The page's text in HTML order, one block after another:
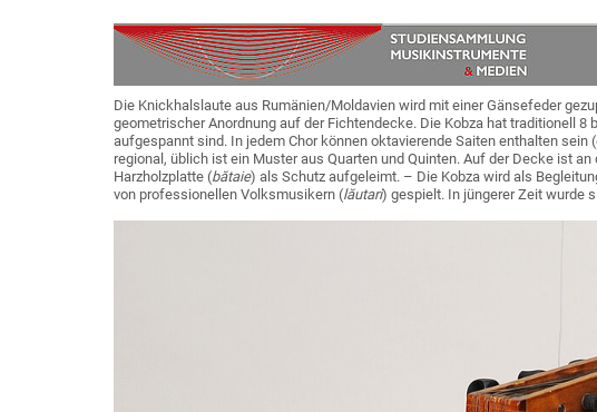
Die Knickhalslaute aus Rumänien/Moldavien wird mit einer Gänsefeder
geometrischer Anordnung auf der Fichtendecke. Die Kobza hat traditionell 8
aufgespannt sind. In jedem Chor können oktavierende Saiten enthalten sein
regional, üblich ist ein Muster aus Quarten und Quinten. Auf der Decke ist
Harzholzplatte (bătaie) als Schutz aufgeleimt. – Die Kobza wird als
von professionellen Volksmusikern (lăutari) gespielt. In jüngerer Zeit wurde